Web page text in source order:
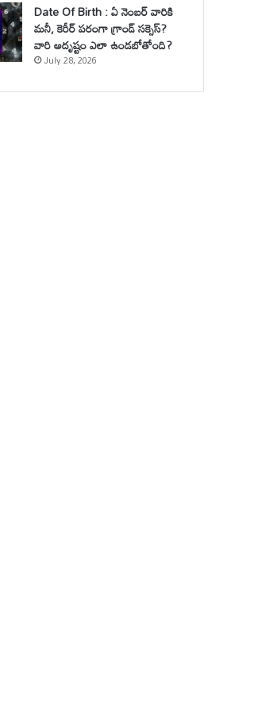
Date Of Birth : ఏ నెంబర్ వారికి
మనీ, కెరీర్ పరంగా గ్రాండ్ సక్సెస్?
వారి అదృష్టం ఎలా ఉండబోతోంది?
July 28, 2026